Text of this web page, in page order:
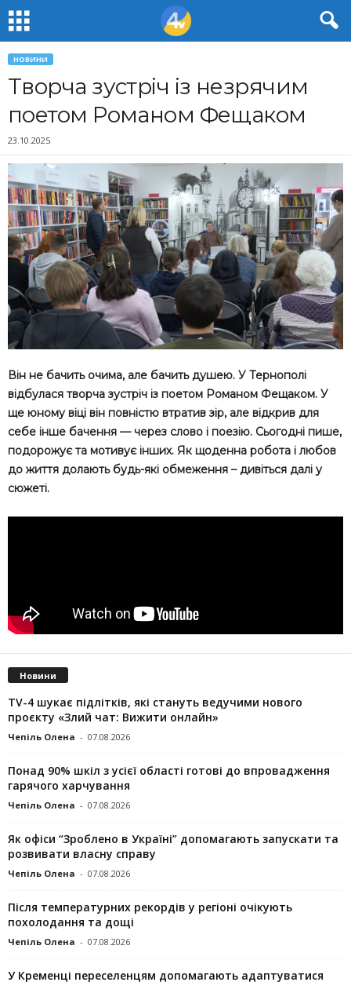
НОВИНИ
Творча зустріч із незрячим
поетом Романом Фещаком
23.10.2025
Він не бачить очима, але бачить душею. У Тернополі
відбулася творча зустріч із поетом Романом Фещаком. У
ще юному віці він повністю втратив зір, але відкрив для
себе інше бачення — через слово і поезію. Сьогодні пише,
подорожує та мотивує інших. Як щоденна робота і любов
до життя долають будь-які обмеження – дивіться далі у
сюжеті.
Новини
TV-4 шукає підлітків, які стануть ведучими нового
проєкту «Злий чат: Вижити онлайн»
Чепіль Олена - 07.08.2026
Понад 90% шкіл з усієї області готові до впровадження
гарячого харчування
Чепіль Олена - 07.08.2026
Як офіси “Зроблено в Україні” допомагають запускaти та
розвивати власну справу
Чепіль Олена - 07.08.2026
Після температурних рекордів у регіоні очікують
похолодання та дощі
Чепіль Олена - 07.08.2026
У Кременці переселенцям допомагають адаптуватися